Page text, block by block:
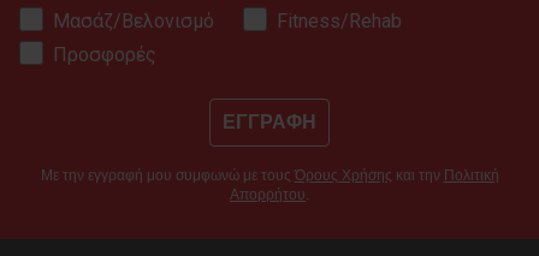
Μασάζ/Βελονισμό
Fitness/Rehab
Προσφορές
ΕΓΓΡΑΦΗ
Με την εγγραφή μου συμφωνώ με τους Όρους Χρήσης και την Πολιτική
Απορρήτου.